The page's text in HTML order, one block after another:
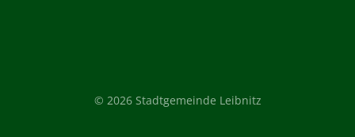
© 2026 Stadtgemeinde Leibnitz